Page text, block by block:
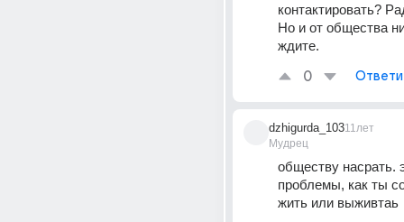
контактировать?
Но и от общества
ждите.
0
dzhigurda_103
Мудрец
11лет
обществу насрать.
проблемы, как ты
жить или выживтаь